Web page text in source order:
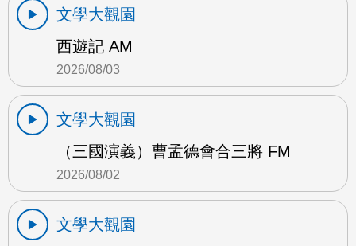
文學大觀園
西遊記 AM
2026/08/03
文學大觀園
（三國演義）曹孟德會合三將 FM
2026/08/02
文學大觀園